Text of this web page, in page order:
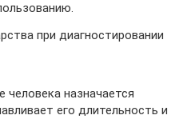
при диагностировании
назначается
его длительность и